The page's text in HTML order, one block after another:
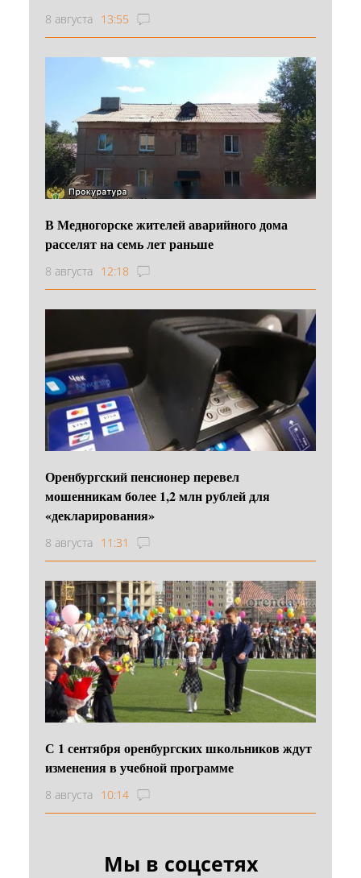
8 августа 13:55
В Медногорске жителей аварийного дома
расселят на семь лет раньше
8 августа 12:18
Оренбургский пенсионер перевел
мошенникам более 1,2 млн рублей для
«декларирования»
8 августа 11:31
С 1 сентября оренбургских школьников ждут
изменения в учебной программе
8 августа 10:14
Мы в соцсетях